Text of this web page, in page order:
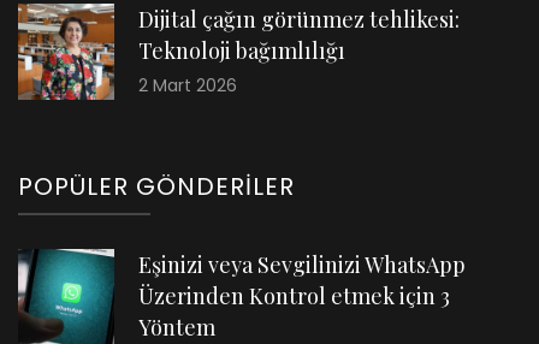
Dijital çağın görünmez tehlikesi:
Teknoloji bağımlılığı
2 Mart 2026
POPÜLER GÖNDERILER
Eşinizi veya Sevgilinizi WhatsApp
Üzerinden Kontrol etmek için 3
Yöntem